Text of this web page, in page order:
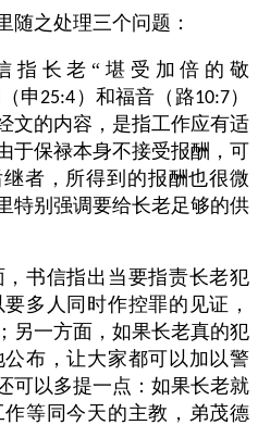
随之处理三个问题：
指长老“堪受加倍的敬
申25:4 ）和福音（路10:7）
文的内容，是指工作应有适
于保禄本身不接受报酬，可
者，所得到的报酬也很微
特别强调要给长老足够的供
书信指出当要指责长老犯
多人同时作控罪的见证，
另一方面，如果长老真的犯
布，让大家都可以加以警
可以多提一点：如果长老就
等同今天的主教，弟茂德